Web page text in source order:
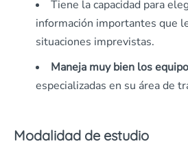
Tiene la capacidad para
información importantes que
situaciones imprevistas.
Maneja muy bien los
especializadas en su área de
Modalidad de estudio